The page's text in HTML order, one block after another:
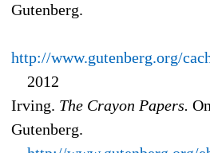
Gutenberg.
http://www.gutenberg.org/
2012
Irving. The Crayon Papers.
Gutenberg.